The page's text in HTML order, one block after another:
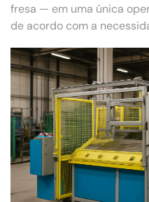
fresa — em uma única
de acordo com a